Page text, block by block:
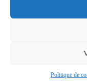
Politique de